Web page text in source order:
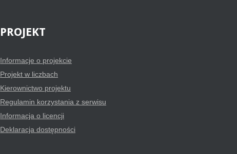
PROJEKT
Informacje o projekcie
Projekt w liczbach
Kierownictwo projektu
Regulamin korzystania z serwisu
Informacja o licencji
Deklaracja dostępności